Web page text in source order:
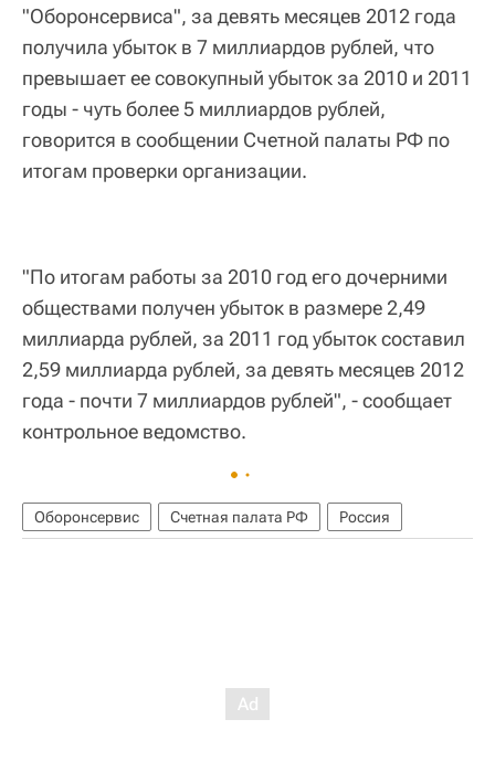
"Оборонсервиса", за девять месяцев 2012 года
получила убыток в 7 миллиардов рублей, что
превышает ее совокупный убыток за 2010 и 2011
годы - чуть более 5 миллиардов рублей,
говорится в сообщении Счетной палаты РФ по
итогам проверки организации.
"По итогам работы за 2010 год его дочерними
обществами получен убыток в размере 2,49
миллиарда рублей, за 2011 год убыток составил
2,59 миллиарда рублей, за девять месяцев 2012
года - почти 7 миллиардов рублей", - сообщает
контрольное ведомство.
Оборонсервис Счетная палата РФ Россия